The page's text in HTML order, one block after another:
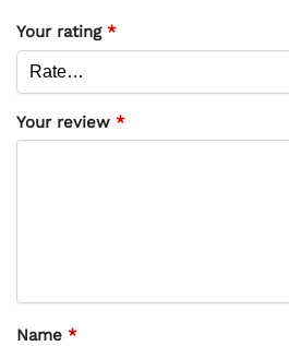
Your rating *
Your review *
Name *